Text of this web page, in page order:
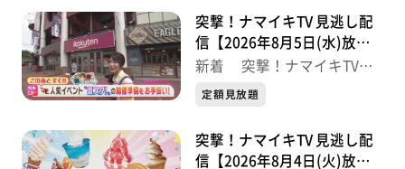
【営業時間】9:00～19:00（日曜のみ18:00迄）
【定休日】不定休
【電話番号】022-209-4214
※紹介した催事等は終了している場合があります。
※紹介した商品等は取り扱いが終了している場合があり
突撃！ナマイキTV 見逃し配
信【2026年8月5日(水)放送
分】
新着 突撃！ナマイキTV
最新
定額見放題
突撃！ナマイキTV 見逃し配
信【2026年8月4日(火)放送